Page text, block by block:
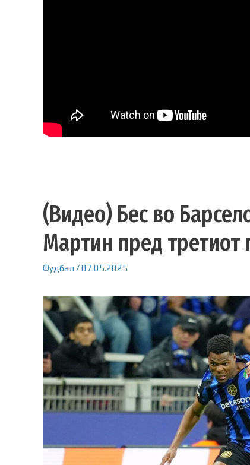
(Видео) Бес во
Мартин пред третиот
Фудбал /07.05.2025